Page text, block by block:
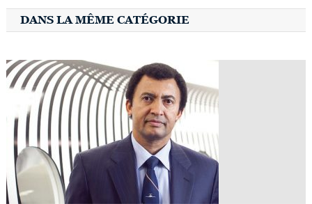
DANS LA MÊME CATÉGORIE